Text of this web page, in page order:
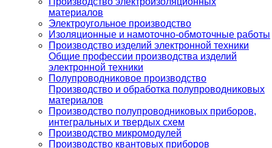
материалов
Электроугольное производство
Изоляционные и намоточно-обмоточные работы
Производство изделий электронной техники
Общие профессии производства изделий
электронной техники
Полупроводниковое производство
Производство и обработка полупроводниковых
материалов
Производство полупроводниковых приборов,
интегральных и твердых схем
Производство микромодулей
Производство квантовых приборов